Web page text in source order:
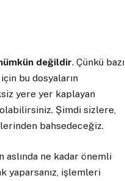
değildir. Çünkü bazı
bu dosyaların
yere yer kaplayan
Şimdi sizlere,
bahsedeceğiz.
ne kadar önemli
yaparsanız, işlemleri